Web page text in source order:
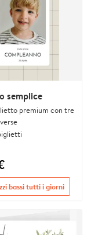
semplice
premium con tre
bassi tutti i giorni